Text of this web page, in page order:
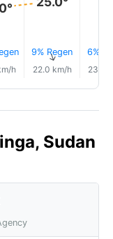
h
9% Regen
↑
22.0 km/h
6%
23.0
Sudan